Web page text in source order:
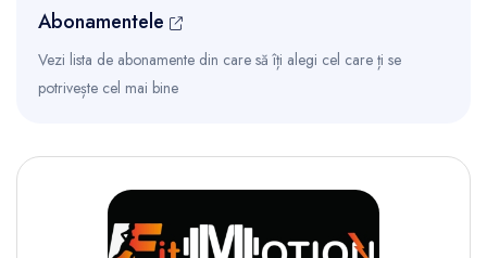
Abonamentele
Vezi lista de abonamente din care să îți alegi cel care ți se
potrivește cel mai bine